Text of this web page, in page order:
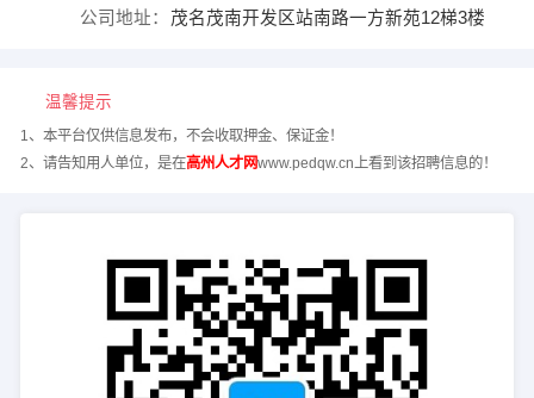
公司地址： 茂名茂南开发区站南路一方新苑12梯3楼
温馨提示
1、本平台仅供信息发布，不会收取押金、保证金！
2、请告知用人单位，是在高州人才网www.pedqw.cn上看到该招聘信息的！